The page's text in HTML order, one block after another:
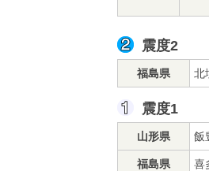
震度2
福島県 北
震度1
山形県 飯
福島県 喜